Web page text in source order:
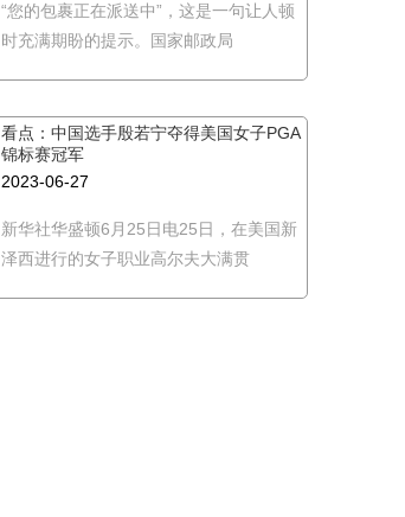
“您的包裹正在派送中”，这是一句让人顿
时充满期盼的提示。国家邮政局
看点：中国选手殷若宁夺得美国女子PGA
锦标赛冠军
2023-06-27
新华社华盛顿6月25日电25日，在美国新
泽西进行的女子职业高尔夫大满贯